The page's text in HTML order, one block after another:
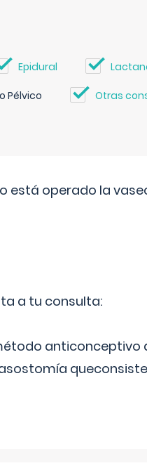
Epidural
Pélvico Otras
está operado la
a tu consulta:
anticonceptivo
queconsiste